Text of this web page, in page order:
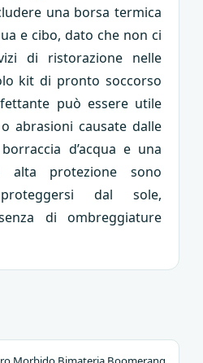
una borsa termica
e cibo, dato che non ci
di ristorazione nelle
kit di pronto soccorso
può essere utile
abrasioni causate dalle
d’acqua e una
alta protezione sono
dal sole,
di ombreggiature